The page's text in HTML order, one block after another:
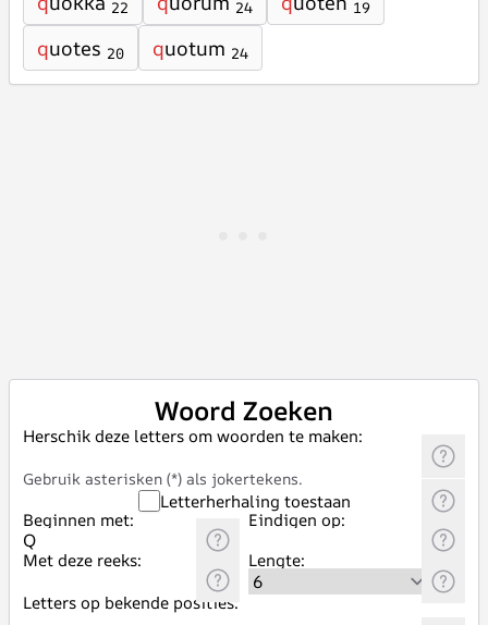
22 24 19
quotes 20 quotum 24
Woord Zoeken
Herschik deze letters om woorden te maken:
Gebruik asterisken (*) als jokertekens.
Letterherhaling toestaan
Beginnen met:
Eindigen op:
Met deze reeks:
Lengte:
Letters op bekende posities: